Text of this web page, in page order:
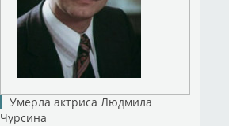
Умерла актриса Людмила
Чурсина